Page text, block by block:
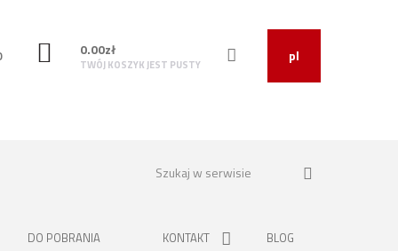
pl
0.00zł
TWÓJ KOSZYK JEST PUSTY
DO POBRANIA KONTAKT BLOG